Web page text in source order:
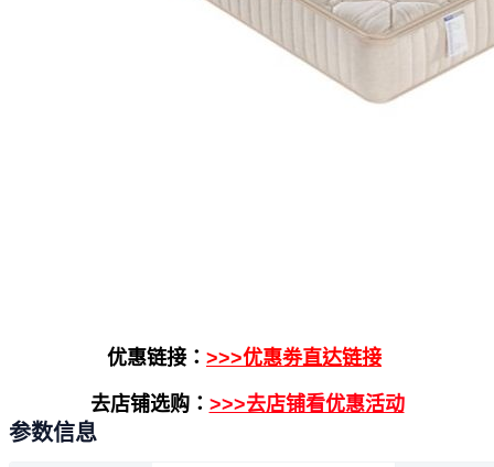
优惠链接： >>>优惠劵直达链接
去店铺选购： >>>去店铺看优惠活动
参数信息